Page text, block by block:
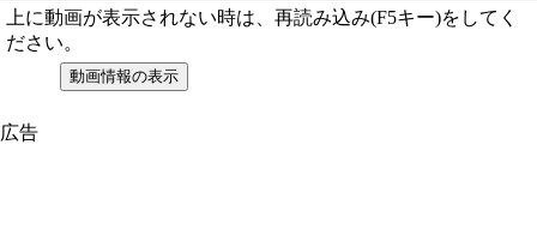
上に動画が表示されない時は、再読み込み(F5キー)をしてく
ださい。
動画情報の表示
広告